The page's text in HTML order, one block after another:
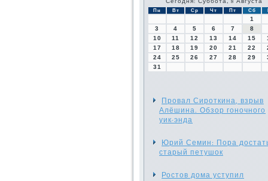
Пн Вт Ср Чт Пт Сб
1
3
4 5 6 7 8
10
11 12 13 14 15
17
18 19 20 21 22
24
25 26 27 28 29
31
Провал Сироткина, взрыв
Алёшина. Обзор гоночного
уик-энда
Юрий Семин: Пора
старый петушок
Ростов дома уступил